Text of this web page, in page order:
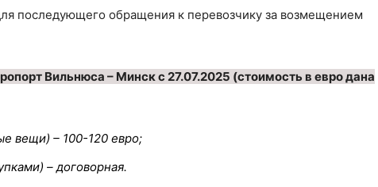
последующего обращения к перевозчику за возмещением
Вильнюса – Минск с 27.07.2025 (стоимость в евро дана
вещи) – 100-120 евро;
– договорная.